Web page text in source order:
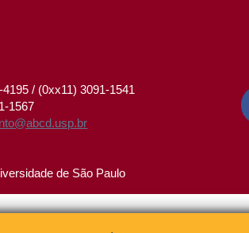
/ (0xx11) 3091-1541
1567
de São Paulo